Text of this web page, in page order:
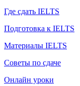
Где сдать IELTS
Подготовка к IELTS
Материалы IELTS
Советы по сдаче
Онлайн уроки